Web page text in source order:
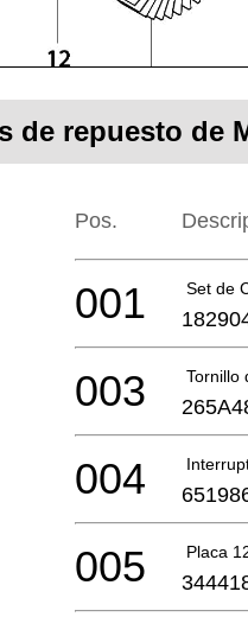
de repuesto de
Pos.
Set de
001
Tornillo
003
004
Placa
005